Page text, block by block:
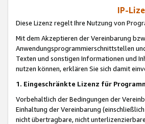
IP-
Diese Lizenz regelt Ihre Nutzung von
Mit dem Akzeptieren der Vereinbarung
Anwendungsprogrammierschnittstellen
Texten und sonstigen Informationen und
nutzen können, erklären Sie sich damit
1. Eingeschränkte Lizenz für
Vorbehaltlich der Bedingungen der
Einhaltung der Vereinbarung
nicht übertragbare, nicht